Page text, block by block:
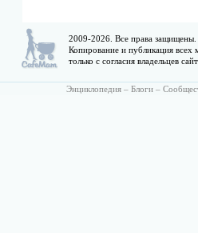
2009-2026. Все права защищены.
Копирование и публикация всех
только с согласия владельцев
Энциклопедия – Блоги –